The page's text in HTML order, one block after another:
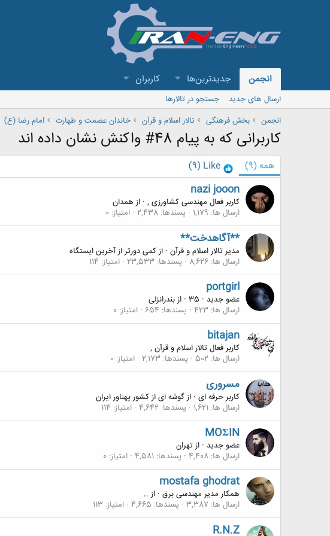
انجمن جدیدترین‌ها کاربران
ارسال های جدید
جستجو در تالارها
انجمن
بخش فرهنگی تالار اسلام و قرآن خاندان عصمت و طهارت امام رضا (ع)
کاربرانی که به پیام 48# واکنش نشان داده اند
همه (9)
Like
(9)
nazi jooon
کاربر فعال مهندسی کشاورزی , · از همدان
ارسال ها 1,179 پسندها 2,438 امتیاز 0
**آگاهدخت**
مدیر تالار اسلام و قرآن · ازکمی دورتر از آخرین ایستگاه
ارسال ها 8,626 پسندها 23,533 امتیاز 114
portgirl
عضو جدید ·
· ازبندرانزلی
ارسال ها 423 پسندها 654 امتیاز 0
bitajan
کاربر فعال تالار اسلام و قرآن ,
ارسال ها 502 پسندها 2,173 امتیاز 0
مسروری
کاربر حرفه ای · ازگوشه ای از کشور پهناور ایران
ارسال ها 1,621 پسندها 4,642 امتیاز 114
MOΣIN
عضو جدید · ازتهران
ارسال ها 4,408 پسندها 4,581 امتیاز 0
mostafa ghodrat
همکار مدیر مهندسی برق · از ..
ارسال ها 3,387 پسندها 4,665 امتیاز 113
R.N.Z